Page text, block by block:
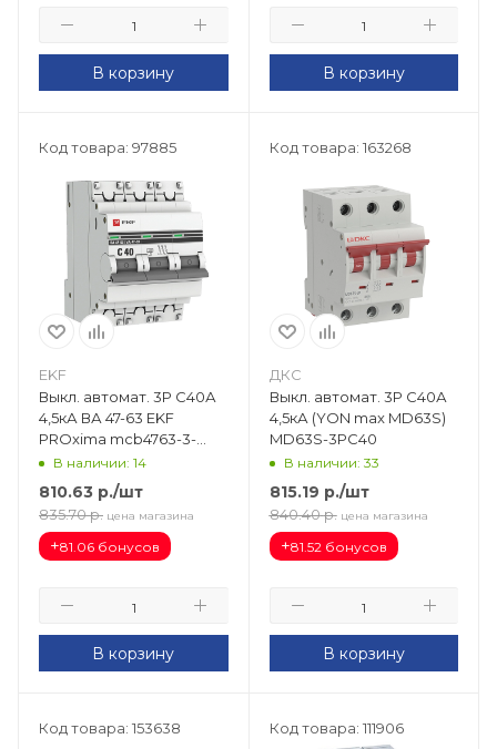
В корзину В корзину
Код товара: 97885
EKF
Выкл. автомат. 3Р С40А
4,5кА ВА 47-63 EKF
PROxima mcb4763-3-
40C-pro
В наличии: 14
810.63 р./шт
835.70 р. цена магазина
+81.06 бонусов
В корзину
Код товара: 163268
ДКС
Выкл. автомат. 3Р С40А
4,5кА (YON max MD63S)
MD63S-3PC40
В наличии: 33
815.19 р./шт
840.40 р. цена магазина
+81.52 бонусов
В корзину
Код товара: 153638 Код товара: 111906